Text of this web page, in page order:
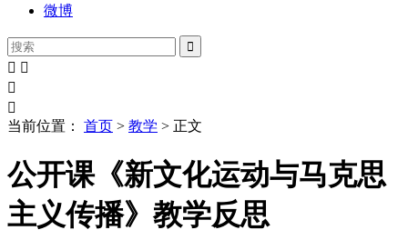
微博

 


当前位置： 首页 > 教学 > 正文
公开课《新文化运动与马克思
主义传播》教学反思